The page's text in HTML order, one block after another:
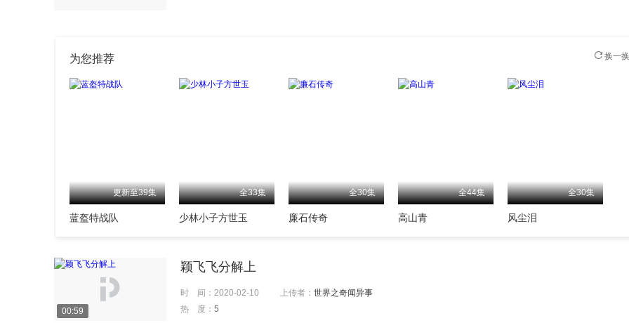
为您推荐 换一换
更新至39集
蓝盔特战队
全33集
少林小子方世玉
全30集
廉石传奇
全44集
高山青
全30集
风尘泪
00:59
颖飞飞分解上
时 间： 2020-02-10 上传者： 世界之奇闻异事
热 度： 5